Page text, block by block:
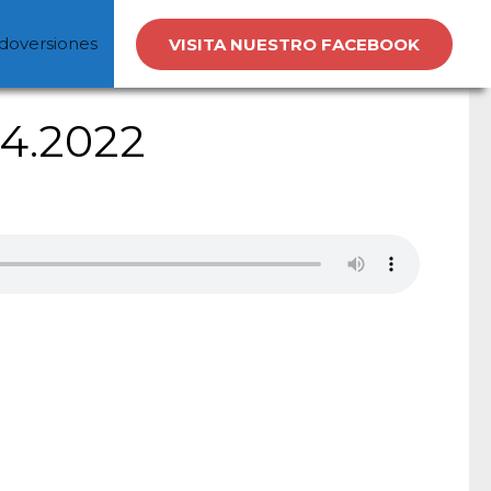
VISITA NUESTRO FACEBOOK